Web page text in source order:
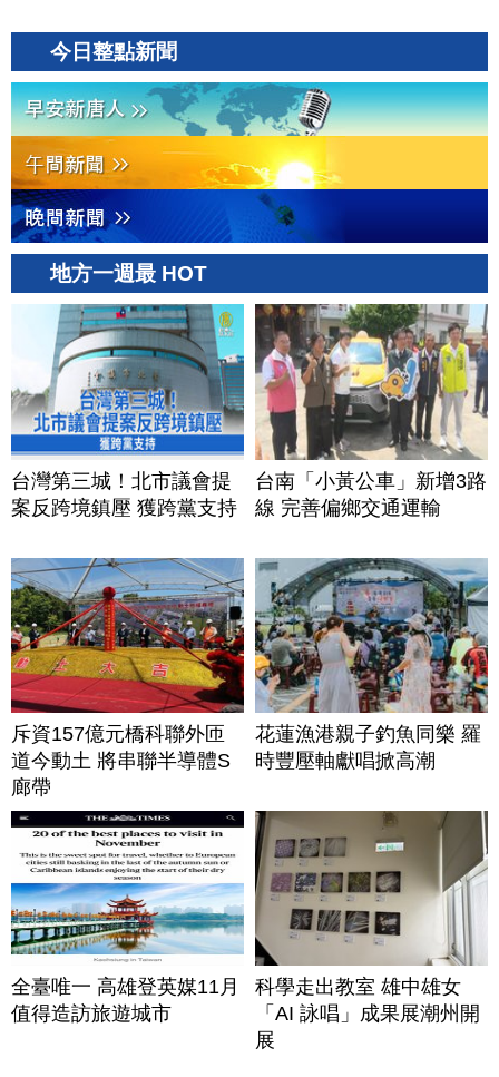
今日整點新聞
地方一週最 HOT
台灣第三城！北市議會提
案反跨境鎮壓 獲跨黨支持
台南「小黃公車」新增3路
線 完善偏鄉交通運輸
斥資157億元橋科聯外匝
道今動土 將串聯半導體S
廊帶
花蓮漁港親子釣魚同樂 羅
時豐壓軸獻唱掀高潮
全臺唯一 高雄登英媒11月
值得造訪旅遊城市
科學走出教室 雄中雄女
「AI 詠唱」成果展潮州開
展